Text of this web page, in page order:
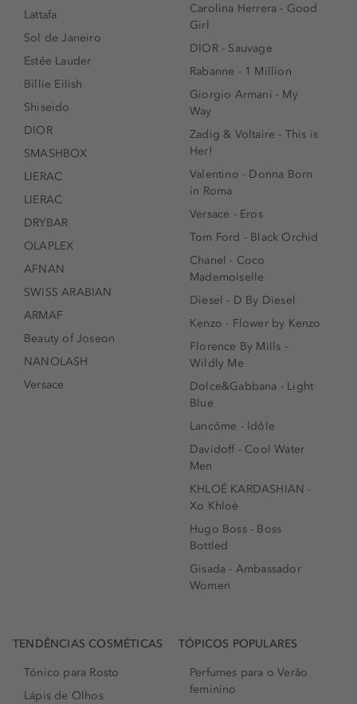
Lattafa
Sol de Janeiro
Estée Lauder
Billie Eilish
Shiseido
DIOR
SMASHBOX
LIERAC
LIERAC
DRYBAR
OLAPLEX
AFNAN
SWISS ARABIAN
ARMAF
Beauty of Joseon
NANOLASH
Versace
Carolina Herrera - Good
Girl
DIOR - Sauvage
Rabanne - 1 Million
Giorgio Armani - My
Way
Zadig & Voltaire - This is
Her!
Valentino - Donna Born
in Roma
Versace - Eros
Tom Ford - Black Orchid
Chanel - Coco
Mademoiselle
Diesel - D By Diesel
Kenzo - Flower by Kenzo
Florence By Mills -
Wildly Me
Dolce&Gabbana - Light
Blue
Lancôme - Idôle
Davidoff - Cool Water
Men
KHLOÉ KARDASHIAN -
Xo Khloè
Hugo Boss - Boss
Bottled
Gisada - Ambassador
Women
TENDÊNCIAS COSMÉTICAS
Tónico para Rosto
Lápis de Olhos
TÓPICOS POPULARES
Perfumes para o Verão
feminino